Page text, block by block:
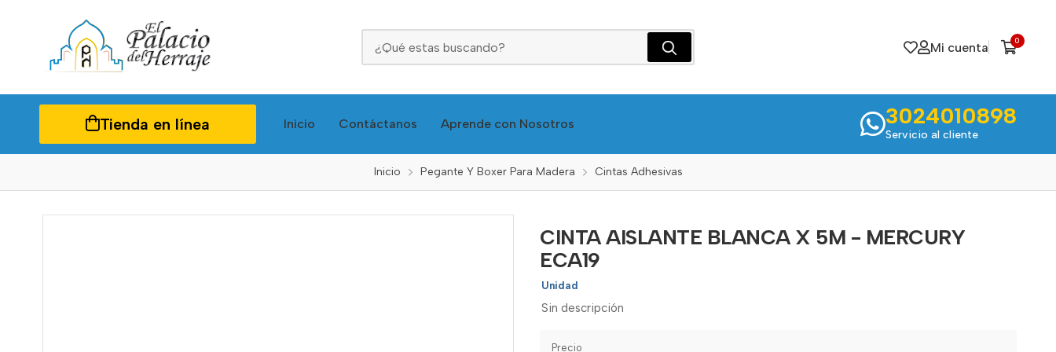
Mi cuenta 0
Tienda en línea Inicio Contáctanos Aprende con Nosotros 3024010898
Servicio al cliente
Inicio Pegante Y Boxer Para Madera Cintas Adhesivas
CINTA AISLANTE BLANCA X 5M - MERCURY
ECA19
Unidad
Sin descripción
Precio